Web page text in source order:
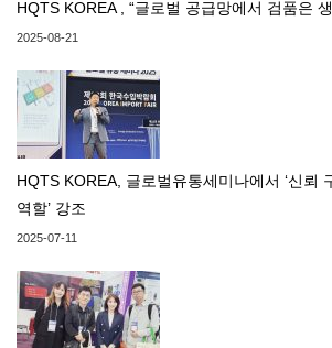
HQTS KOREA , “글로벌 공급망에서 검품은
2025-08-21
HQTS KOREA, 글로벌유통세미나에서 ‘신뢰
역할’ 강조
2025-07-11